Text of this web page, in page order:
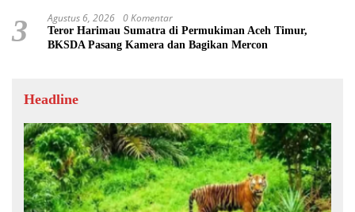
3 Agustus 6, 2026 0 Komentar
Teror Harimau Sumatra di Permukiman Aceh Timur,
BKSDA Pasang Kamera dan Bagikan Mercon
Headline